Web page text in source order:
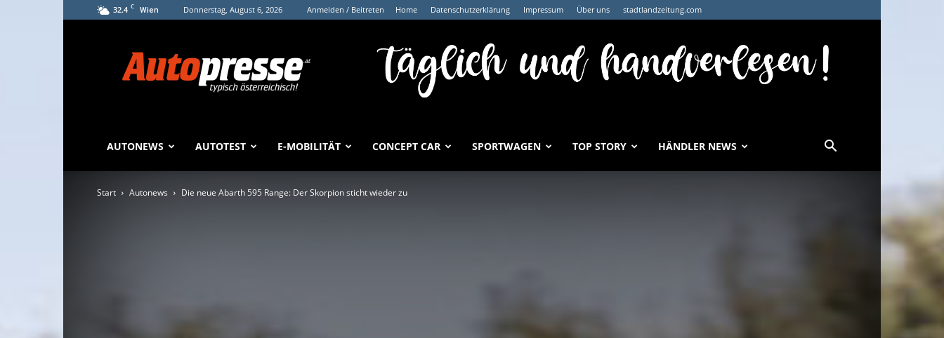
32.4 C Wien Donnerstag, August 6, 2026 Anmelden / Beitreten Home Datenschutzerklärung Impressum Über uns stadtlandzeitung.com
AUTONEWS AUTOTEST E-MOBILITÄT CONCEPT CAR SPORTWAGEN TOP STORY HÄNDLER NEWS
Start Autonews Die neue Abarth 595 Range: Der Skorpion sticht wieder zu